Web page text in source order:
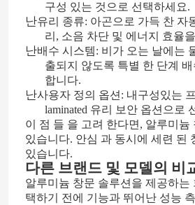
블로그
사례 연구
인용문을 요구하세요
알루미늄문
알루미늄 창문
구성 있는 것으로 선택하세요.
난유리 종류: 아곤으로 가득 찬 자
리, 소음 차단 및 에너지 효율
난배수 시스템: 비가 오는 날에는
출되지 않도록 특별 한 단계
합니다.
난사용자 정의 옵션: 내구성있는
laminated 유리 보안 옵션으로
이 점 들 을 고려 한다면, 알루미늄
있습니다. 안심 과 동시에 세련 된
있습니다.
다른 브랜드 및 모델의 비
알루미늄 창문 솔루션을 제공하는
택하기 전에 기능과 뛰어난 성능